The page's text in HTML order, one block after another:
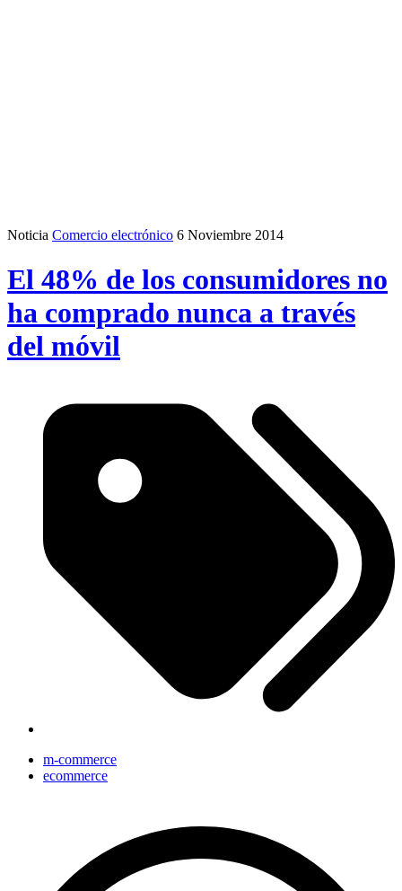
Noticia Comercio electrónico 6 Noviembre 2014
El 48% de los consumidores no
ha comprado nunca a través
del móvil
m-commerce
ecommerce